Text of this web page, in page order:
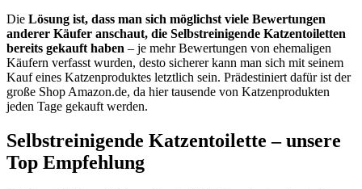
Die Lösung ist, dass man sich möglichst viele Bewertungen
anderer Käufer anschaut, die Selbstreinigende Katzentoiletten
bereits gekauft haben – je mehr Bewertungen von ehemaligen
Käufern verfasst wurden, desto sicherer kann man sich mit seinem
Kauf eines Katzenproduktes letztlich sein. Prädestiniert dafür ist der
große Shop Amazon.de, da hier tausende von Katzenprodukten
jeden Tage gekauft werden.
Selbstreinigende Katzentoilette – unsere
Top Empfehlung